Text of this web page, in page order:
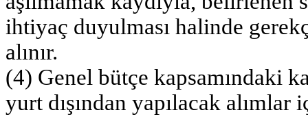
ihtiyaç duyulması halinde
alınır.
(4) Genel bütçe kapsamındaki
yurt dışından yapılacak alımlar